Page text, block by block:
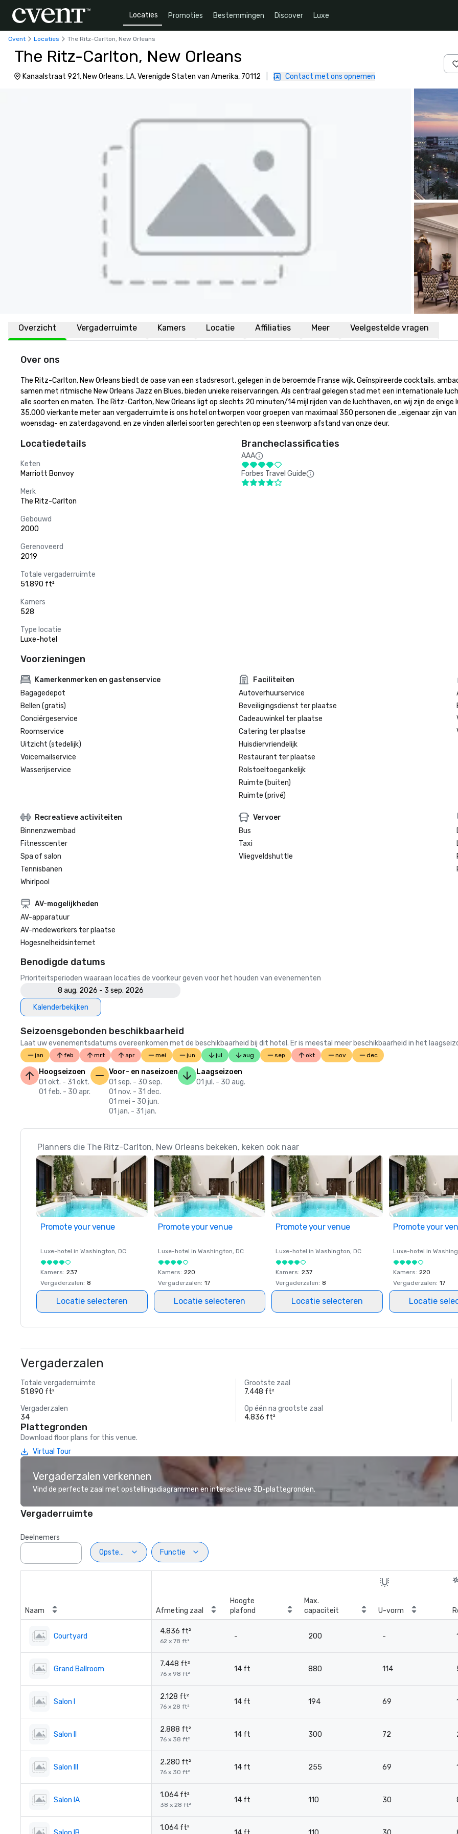
Locaties Promoties Bestemmingen Discover Luxe
Cvent Locaties The Ritz-Carlton, New Orleans
The Ritz-Carlton, New Orleans
Kanaalstraat 921, New Orleans, LA, Verenigde Staten van Amerika, 70112 Contact met ons opnemen
Overzicht Vergaderruimte Kamers Locatie Affiliaties Meer Veelgestelde vragen
Over ons
The Ritz-Carlton, New Orleans biedt de oase van een stadsresort, gelegen in de beroemde Franse wijk. Geïnspireerde cocktails,
samen met ritmische New Orleans Jazz en Blues, bieden unieke reiservaringen. Als centraal gelegen stad met een internationale
alle soorten en maten. The Ritz-Carlton, New Orleans ligt op slechts 20 minuten/14 mijl rijden van de luchthaven, en wij zijn de
35.000 vierkante meter aan vergaderruimte is ons hotel ontworpen voor groepen van maximaal 350 personen die „eigenaar zijn
woensdag- en zaterdagavond, en ze vinden allerlei soorten gerechten op een steenworp afstand van onze deur.
Locatiedetails
Keten
Marriott Bonvoy
Merk
The Ritz-Carlton
Gebouwd
2000
Gerenoveerd
2019
Totale vergaderruimte
51.890 ft²
Kamers
528
Type locatie
Luxe-hotel
Brancheclassificaties
AAA
Forbes Travel Guide
Voorzieningen
Kamerkenmerken en gastenservice
Bagagedepot
Bellen (gratis)
Conciërgeservice
Roomservice
Uitzicht (stedelijk)
Voicemailservice
Wasserijservice
Faciliteiten
Autoverhuurservice
Beveiligingsdienst ter plaatse
Cadeauwinkel ter plaatse
Catering ter plaatse
Huisdiervriendelijk
Restaurant ter plaatse
Rolstoeltoegankelijk
Ruimte (buiten)
Ruimte (privé)
Recreatieve activiteiten
Binnenzwembad
Fitnesscenter
Spa of salon
Tennisbanen
Whirlpool
Vervoer
Bus
Taxi
Vliegveldshuttle
AV-mogelijkheden
AV-apparatuur
AV-medewerkers ter plaatse
Hogesnelheidsinternet
Benodigde datums
Prioriteitsperioden waaraan locaties de voorkeur geven voor het houden van evenementen
8 aug. 2026 - 3 sep. 2026
Kalenderbekijken
Seizoensgebonden beschikbaarheid
Laat uw evenementsdatums overeenkomen met de beschikbaarheid bij dit hotel. Er is meestal meer beschikbaarheid in het
jan feb mrt apr mei jun jul aug sep okt nov dec
Hoogseizoen
01 okt. - 31 okt.
01 feb. - 30 apr.
Voor- en naseizoen
01 sep. - 30 sep.
01 nov. - 31 dec.
01 mei - 30 jun.
01 jan. - 31 jan.
Laagseizoen
01 jul. - 30 aug.
Planners die The Ritz-Carlton, New Orleans bekeken, keken ook naar
Promote your venue
Luxe-hotel in Washington, DC
Kamers: 237
Vergaderzalen: 8
Locatie selecteren
Promote your venue
Luxe-hotel in Washington, DC
Kamers: 220
Vergaderzalen: 17
Locatie selecteren
Promote your venue
Luxe-hotel in Washington, DC
Kamers: 237
Vergaderzalen: 8
Locatie selecteren
Promote your
Luxe-hotel in
Kamers: 220
Vergaderzalen: 17
Locatie
Vergaderzalen
Totale vergaderruimte
51.890 ft²
Grootste zaal
7.448 ft²
Vergaderzalen
34
Op één na grootste zaal
4.836 ft²
Plattegronden
Download floor plans for this venue.
Virtual Tour
Vergaderzalen verkennen
Vind de perfecte zaal met opstellingsdiagrammen en interactieve 3D-plattegronden.
Vergaderruimte
Deelnemers
Opstelling
Functie
Naam Afmeting zaal
Hoogte
plafond
Max.
capaciteit
U-vorm
Courtyard
4.836 ft²
62 x 78 ft²
- 200 -
Grand Ballroom
7.448 ft²
76 x 98 ft²
14 ft 880 114
Salon I
2.128 ft²
76 x 28 ft²
14 ft 194 69
Salon II
2.888 ft²
76 x 38 ft²
14 ft 300 72
Salon III
2.280 ft²
76 x 30 ft²
14 ft 255 69
Salon IA
1.064 ft²
38 x 28 ft²
14 ft 110 30
1.064 ft²